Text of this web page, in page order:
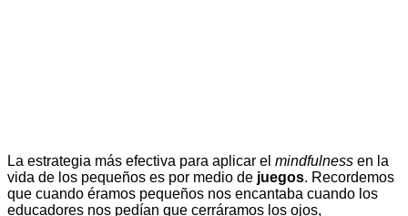
La estrategia más efectiva para aplicar el mindfulness en la
vida de los pequeños es por medio de juegos. Recordemos
que cuando éramos pequeños nos encantaba cuando los
educadores nos pedían que cerráramos los ojos,